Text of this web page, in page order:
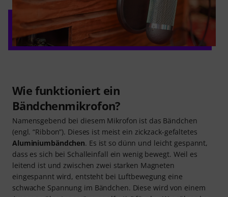
Wie funktioniert ein
Bändchenmikrofon?
Namensgebend bei diesem Mikrofon ist das Bändchen
(engl. “Ribbon”). Dieses ist meist ein zickzack-gefaltetes
Aluminiumbändchen. Es ist so dünn und leicht gespannt,
dass es sich bei Schalleinfall ein wenig bewegt. Weil es
leitend ist und zwischen zwei starken Magneten
eingespannt wird, entsteht bei Luftbewegung eine
schwache Spannung im Bändchen. Diese wird von einem